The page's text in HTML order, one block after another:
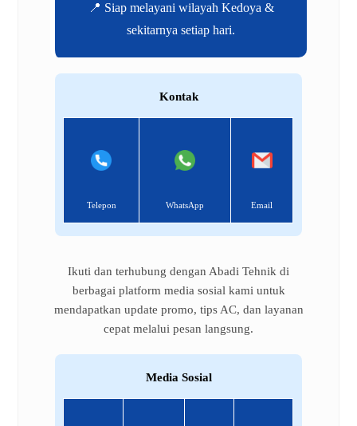
📍 Siap melayani wilayah Kedoya &
sekitarnya setiap hari.
Kontak
Telepon WhatsApp Email
Ikuti dan terhubung dengan Abadi Tehnik di
berbagai platform media sosial kami untuk
mendapatkan update promo, tips AC, dan layanan
cepat melalui pesan langsung.
Media Sosial